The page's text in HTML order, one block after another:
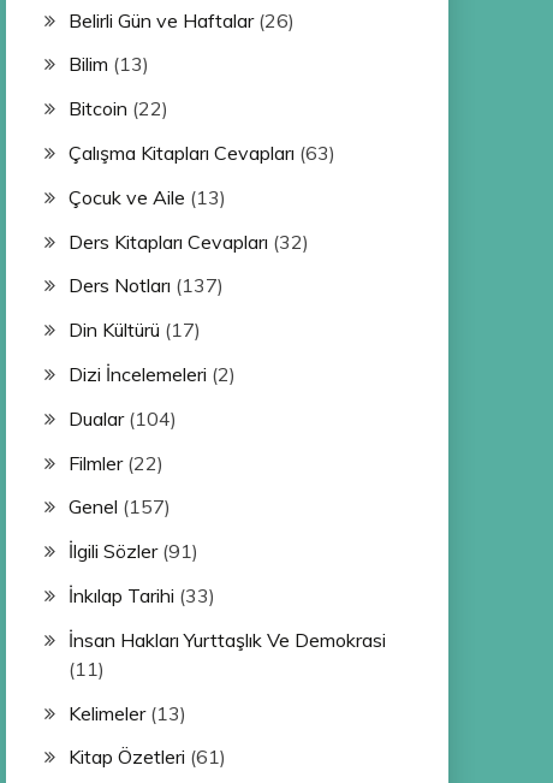
Belirli Gün ve Haftalar(26)
Bilim (13)
Bitcoin (22)
Çalışma Kitapları Cevapları (63)
Çocuk ve Aile (13)
Ders Kitapları Cevapları (32)
Ders Notları (137)
Din Kültürü (17)
Dizi İncelemeleri (2)
Dualar(104)
Filmler(22)
Genel (157)
İlgili Sözler(91)
İnkılap Tarihi (33)
İnsan Hakları Yurttaşlık Ve Demokrasi
(11)
Kelimeler(13)
Kitap Özetleri (61)